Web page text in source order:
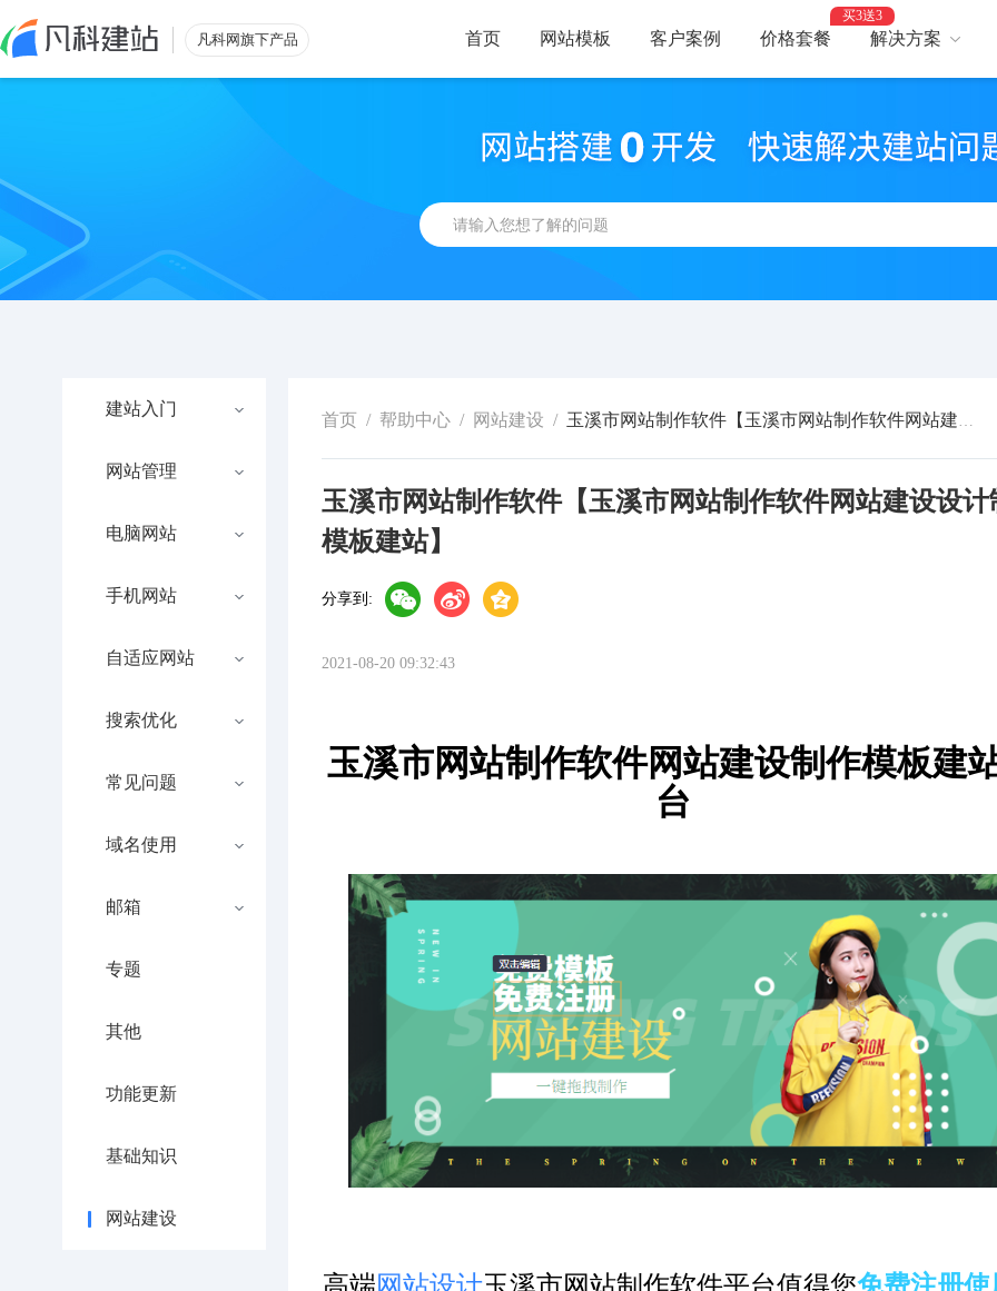
凡科网旗下产品 首页 网站模板 客户案例 价格套餐
买3送3
解决方案
智能建站，高效优化 助力
建站入门
网站管理
电脑网站
手机网站
自适应网站
搜索优化
常见问题
域名使用
邮箱
专题
其他
功能更新
基础知识
网站建设
首页 / 帮助中心 / 网站建设 / 玉溪市网站制作软件【玉溪市网站制作软件网站建设
玉溪市网站制作软件【玉溪市网站制作软件网站建设设计
模板建站】
分享到:
2021-08-20 09:32:43
玉溪市网站制作软件网站建设制作模板建
台